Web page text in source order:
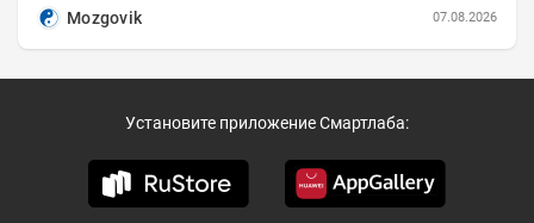
Mozgovik
07.08.2026
Установите приложение Смартлаба: